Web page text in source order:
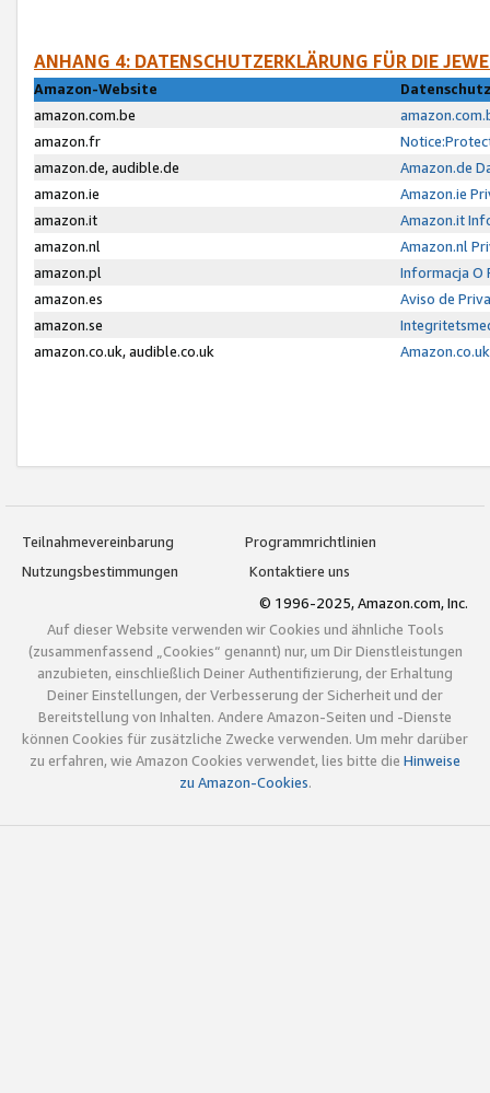
ANHANG 4: DATENSCHUTZERKLÄRUNG FÜR DIE
Amazon-Website
amazon.com.be
amazon.fr
amazon.de, audible.de
Amazon.de
amazon.ie
Amazon.ie
amazon.it
Amazon.it
amazon.nl
Amazon.nl
amazon.pl
Informacja O
amazon.es
Aviso de
amazon.se
amazon.co.uk, audible.co.uk
Teilnahmevereinbarung
Programmrichtlinien
Nutzungsbestimmungen
Kontaktiere uns
© 1996-2025, Amazon.com, Inc.
Auf dieser Website verwenden wir Cookies und ähnliche Tools
(zusammenfassend „Cookies“ genannt) nur, um Dir Dienstleistungen
anzubieten, einschließlich Deiner Authentifizierung, der Erhaltung
Deiner Einstellungen, der Verbesserung der Sicherheit und der
Bereitstellung von Inhalten. Andere Amazon-Seiten und -Dienste
können Cookies für zusätzliche Zwecke verwenden. Um mehr darüber
zu erfahren, wie Amazon Cookies verwendet, lies bitte die Hinweise
zu Amazon-Cookies.